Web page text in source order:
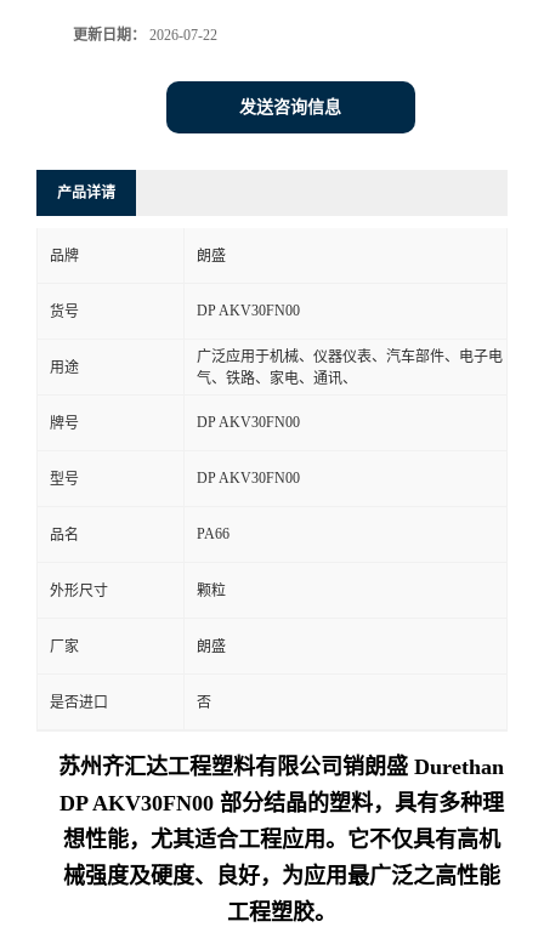
系
言
更新日期： 2026-07-22
发送咨询信息
产品详请
品牌 朗盛
货号 DP AKV30FN00
用途
广泛应用于机械、仪器仪表、汽车部件、电子电
气、铁路、家电、通讯、
牌号 DP AKV30FN00
型号 DP AKV30FN00
品名 PA66
外形尺寸 颗粒
厂家 朗盛
是否进口 否
苏州齐汇达工程塑料有限公司销朗盛 Durethan
DP AKV30FN00 部分结晶的塑料，具有多种理
想性能，尤其适合工程应用。它不仅具有高机
械强度及硬度、良好，为应用最广泛之高性能
工程塑胶。